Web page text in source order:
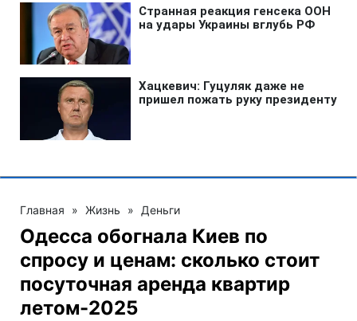
Главная » Жизнь » Деньги
Одесса обогнала Киев по
спросу и ценам: сколько стоит
посуточная аренда квартир
летом-2025